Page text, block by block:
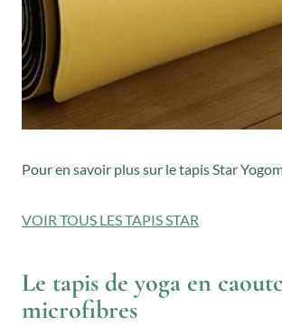
Pour en savoir plus sur le tapis Star
VOIR TOUS LES TAPIS STAR
Le tapis de yoga en
microfibres